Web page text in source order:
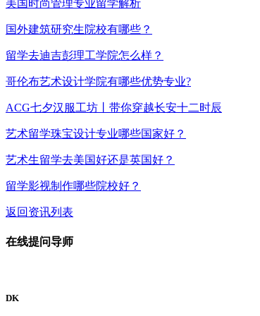
美国时尚管理专业留学解析
国外建筑研究生院校有哪些？
留学去迪吉彭理工学院怎么样？
哥伦布艺术设计学院有哪些优势专业?
ACG七夕汉服工坊丨带你穿越长安十二时辰
艺术留学珠宝设计专业哪些国家好？
艺术生留学去美国好还是英国好？
留学影视制作哪些院校好？
返回资讯列表
在线提问导师
DK